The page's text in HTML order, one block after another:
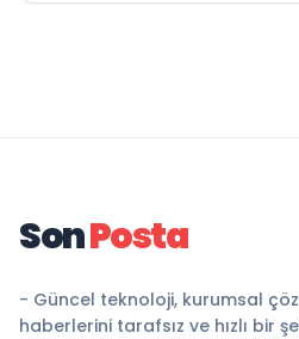
SonPosta
- Güncel teknoloji, kurumsal
haberlerini tarafsız ve hızlı bir